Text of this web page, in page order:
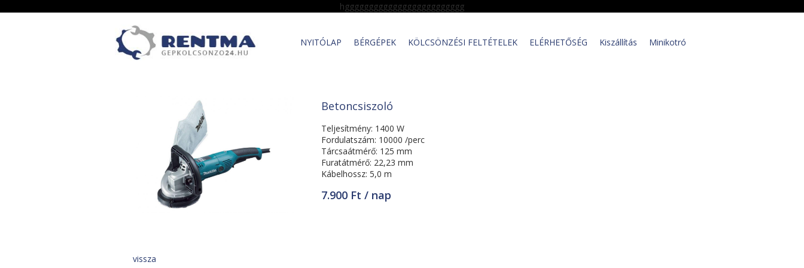
hggggggggggggggggggggggggg
NYITÓLAP BÉRGÉPEK KÖLCSÖNZÉSI FELTÉTELEK ELÉRHETŐSÉG Kiszállítás Minikotró
Betoncsiszoló
Teljesítmény: 1400 W
Fordulatszám: 10000 /perc
Tárcsaátmérő: 125 mm
Furatátmérő: 22,23 mm
Kábelhossz: 5,0 m
7.900 Ft / nap
vissza